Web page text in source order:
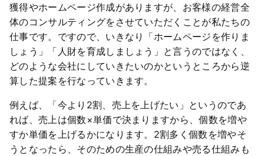
獲得やホームページ作成がありますが、お客様の経営全
体のコンサルティングをさせていただくことが私たちの
仕事です。ですので、いきなり「ホームページを作りま
しょう」「人財を育成しましょう」と言うのではなく、
どのような会社にしていきたいのかというところから逆
算した提案を行なっていきます。
例えば、「今より2割、売上を上げたい」というのであ
れば、売上は個数×単価で決まりますから、個数を増や
すか単価を上げるかになります。2割多く個数を増やそ
うとなったら、そのための生産の仕組みや売る仕組みも